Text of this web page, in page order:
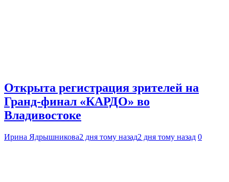
Открыта регистрация зрителей на
Гранд-финал «КАРДО» во
Владивостоке
Ирина Ядрышникова2 дня тому назад2 дня тому назад 0